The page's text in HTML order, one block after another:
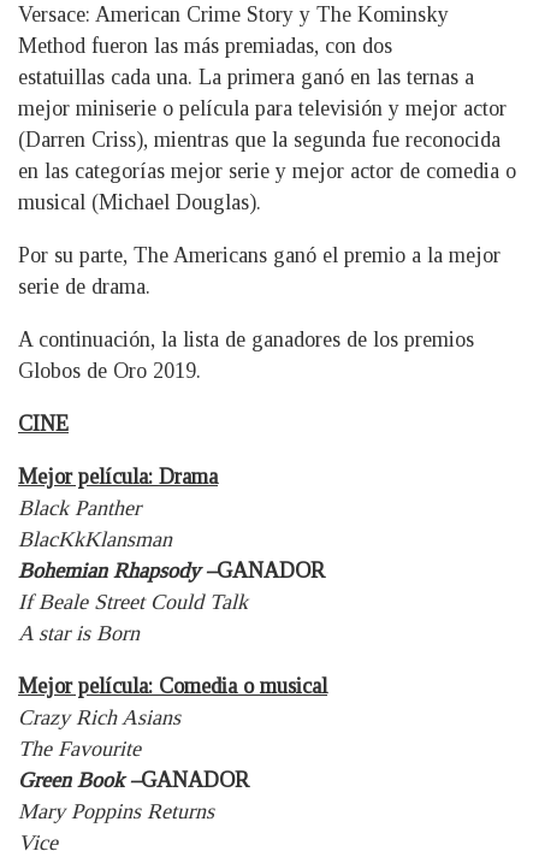
Versace: American Crime Story y The Kominsky
Method fueron las más premiadas, con dos
estatuillas cada una. La primera ganó en las ternas a
mejor miniserie o película para televisión y mejor actor
(Darren Criss), mientras que la segunda fue reconocida
en las categorías mejor serie y mejor actor de comedia o
musical (Michael Douglas).
Por su parte, The Americans ganó el premio a la mejor
serie de drama.
A continuación, la lista de ganadores de los premios
Globos de Oro 2019.
CINE
Mejor película: Drama
Black Panther
BlacKkKlansman
Bohemian Rhapsody –GANADOR
If Beale Street Could Talk
A star is Born
Mejor película: Comedia o musical
Crazy Rich Asians
The Favourite
Green Book –GANADOR
Mary Poppins Returns
Vice